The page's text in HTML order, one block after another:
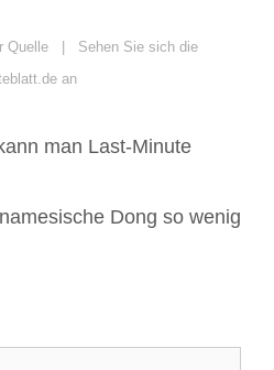
Quelle | Sehen Sie sich die
an
man Last-Minute
Dong so wenig